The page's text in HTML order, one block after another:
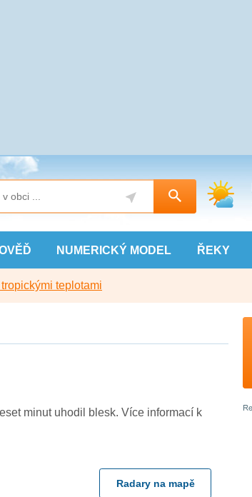
NUMERICKÝ MODEL ŘEKY
teplotami
minut uhodil blesk. Více informací k
Radary na mapě